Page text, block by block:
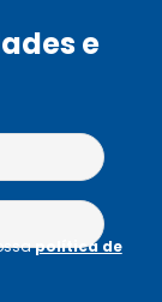
e
política de